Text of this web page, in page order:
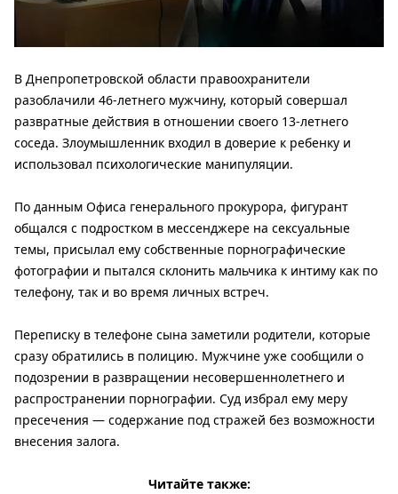
В Днепропетровской области правоохранители
разоблачили 46-летнего мужчину, который совершал
развратные действия в отношении своего 13-летнего
соседа. Злоумышленник входил в доверие к ребенку и
использовал психологические манипуляции.
По данным Офиса генерального прокурора, фигурант
общался с подростком в мессенджере на сексуальные
темы, присылал ему собственные порнографические
фотографии и пытался склонить мальчика к интиму как по
телефону, так и во время личных встреч.
Переписку в телефоне сына заметили родители, которые
сразу обратились в полицию. Мужчине уже сообщили о
подозрении в развращении несовершеннолетнего и
распространении порнографии. Суд избрал ему меру
пресечения — содержание под стражей без возможности
внесения залога.
Читайте также: